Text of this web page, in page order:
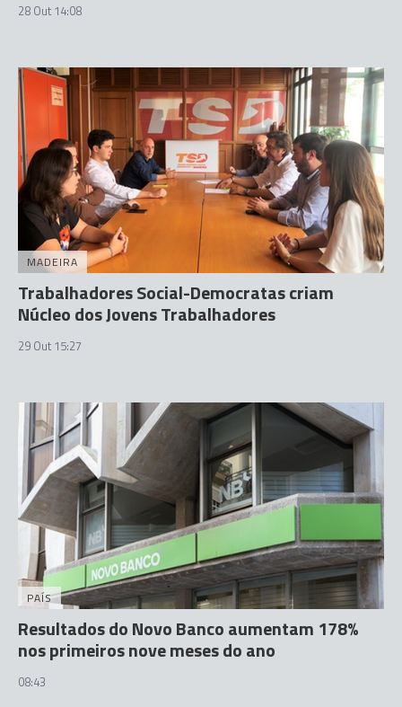
28 Out 14:08
MADEIRA
Trabalhadores Social-Democratas criam
Núcleo dos Jovens Trabalhadores
29 Out 15:27
PAÍS
Resultados do Novo Banco aumentam 178%
nos primeiros nove meses do ano
08:43